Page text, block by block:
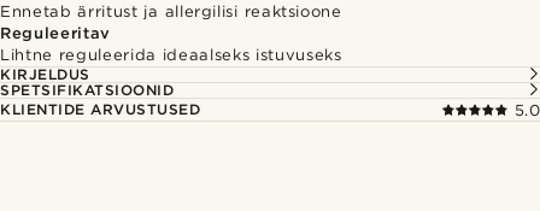
Ennetab ärritust ja allergilisi reaktsioone
Reguleeritav
Lihtne reguleerida ideaalseks istuvuseks
KIRJELDUS
SPETSIFIKATSIOONID
KLIENTIDE ARVUSTUSED
5.0